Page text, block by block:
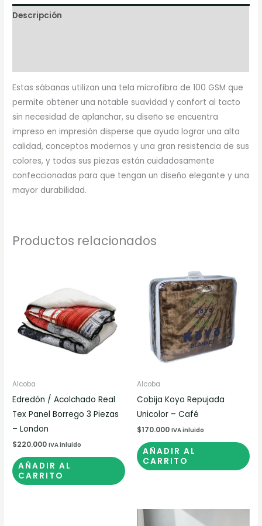
Descripción
Estas sábanas utilizan una tela microfibra de 100 GSM que
permite obtener una notable suavidad y confort al tacto
sin necesidad de aplanchar, su diseño se encuentra
impreso en impresión disperse que ayuda lograr una alta
calidad, conceptos modernos y una gran resistencia de sus
colores, y todas sus piezas están cuidadosamente
confeccionadas para que tengan un diseño elegante y una
mayor durabilidad.
Productos relacionados
Alcoba
Edredón / Acolchado Real
Tex Panel Borrego 3 Piezas
– London
$220.000 IVA inluido
AÑADIR AL
CARRITO
Alcoba
Cobija Koyo Repujada
Unicolor – Café
$170.000 IVA inluido
AÑADIR AL
CARRITO